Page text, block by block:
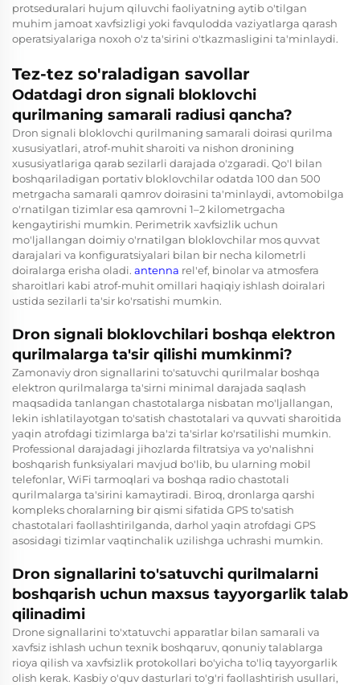
protseduralari hujum qiluvchi faoliyatning aytib o'tilgan
muhim jamoat xavfsizligi yoki favqulodda vaziyatlarga qarash
operatsiyalariga noxoh o'z ta'sirini o'tkazmasligini ta'minlaydi.
Tez-tez so'raladigan savollar
Odatdagi dron signali bloklovchi
qurilmaning samarali radiusi qancha?
Dron signali bloklovchi qurilmaning samarali doirasi qurilma
xususiyatlari, atrof-muhit sharoiti va nishon dronining
xususiyatlariga qarab sezilarli darajada o'zgaradi. Qo'l bilan
boshqariladigan portativ bloklovchilar odatda 100 dan 500
metrgacha samarali qamrov doirasini ta'minlaydi, avtomobilga
o'rnatilgan tizimlar esa qamrovni 1–2 kilometrgacha
kengaytirishi mumkin. Perimetrik xavfsizlik uchun
mo'ljallangan doimiy o'rnatilgan bloklovchilar mos quvvat
darajalari va konfiguratsiyalari bilan bir necha kilometrli
doiralarga erisha oladi. antenna rel'ef, binolar va atmosfera
sharoitlari kabi atrof-muhit omillari haqiqiy ishlash doiralari
ustida sezilarli ta'sir ko'rsatishi mumkin.
Dron signali bloklovchilari boshqa elektron
qurilmalarga ta'sir qilishi mumkinmi?
Zamonaviy dron signallarini to'satuvchi qurilmalar boshqa
elektron qurilmalarga ta'sirni minimal darajada saqlash
maqsadida tanlangan chastotalarga nisbatan mo'ljallangan,
lekin ishlatilayotgan to'satish chastotalari va quvvati sharoitida
yaqin atrofdagi tizimlarga ba'zi ta'sirlar ko'rsatilishi mumkin.
Professional darajadagi jihozlarda filtratsiya va yo'nalishni
boshqarish funksiyalari mavjud bo'lib, bu ularning mobil
telefonlar, WiFi tarmoqlari va boshqa radio chastotali
qurilmalarga ta'sirini kamaytiradi. Biroq, dronlarga qarshi
kompleks choralarning bir qismi sifatida GPS to'satish
chastotalari faollashtirilganda, darhol yaqin atrofdagi GPS
asosidagi tizimlar vaqtinchalik uzilishga uchrashi mumkin.
Dron signallarini to'satuvchi qurilmalarni
boshqarish uchun maxsus tayyorgarlik talab
qilinadimi
Drone signallarini to'xtatuvchi apparatlar bilan samarali va
xavfsiz ishlash uchun texnik boshqaruv, qonuniy talablarga
rioya qilish va xavfsizlik protokollari bo'yicha to'liq tayyorgarlik
olish kerak. Kasbiy o'quv dasturlari to'g'ri faollashtirish usullari,